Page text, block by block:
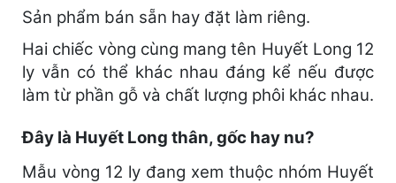
Sản phẩm bán sẵn hay đặt làm riêng.
Hai chiếc vòng cùng mang tên Huyết Long 12
ly vẫn có thể khác nhau đáng kể nếu được
làm từ phần gỗ và chất lượng phôi khác nhau.
Đây là Huyết Long thân, gốc hay nu?
Mẫu vòng 12 ly đang xem thuộc nhóm Huyết